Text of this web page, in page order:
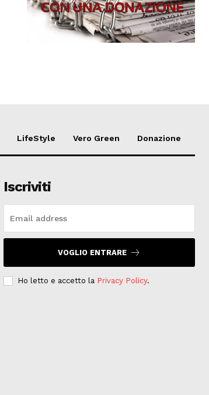
LifeStyle Vero Green Donazione
Iscriviti
VOGLIO ENTRARE
Ho letto e accetto la Privacy Policy.